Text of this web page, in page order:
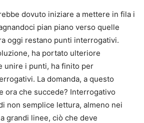
dovuto iniziare a mettere in fila i
pian piano verso quelle
oggi restano punti interrogativi.
ha portato ulteriore
unire i punti, ha finito per
La domanda, a questo
ora che succede? Interrogativo
non semplice lettura, almeno nei
grandi linee, ciò che deve